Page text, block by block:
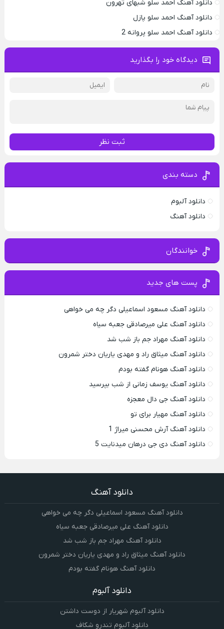
دانلود آهنگ احمد سلو شبهای تهرون
دانلود آهنگ احمد سلو پازل
دانلود آهنگ احمد سلو پروانه 2
دیدگاه خود را بگذارید
ثبت نظر
دسته بندی
دانلود آلبوم
دانلود آهنگ
خوانندگان
پست های جدید
دانلود آهنگ مسعود اسماعیلی دگر چه می خواهی
دانلود آهنگ علی میرصادقی جعبه سیاه
دانلود آهنگ مهراد جم باز شب شد
دانلود آهنگ میثاق راد و مهدی یاریان دختر شمرون
دانلود آهنگ هونام گفته بودم
دانلود آهنگ یوسف زمانی از شب بپرسید
دانلود آهنگ جی دال معجزه
دانلود آهنگ مهیار برای تو
دانلود آهنگ آرش محسنی میراژ 1
دانلود آهنگ دی جی درهان میدنایت 5
دانلود آهنگ
دانلود آهنگ مسعود اسماعیلی دگر چه می خواهی
دانلود آهنگ علی میرصادقی جعبه سیاه
دانلود آهنگ مهراد جم باز شب شد
دانلود آهنگ میثاق راد و مهدی یاریان دختر شمرون
دانلود آهنگ هونام گفته بودم
دانلود آلبوم
دانلود آلبوم شهریار از دوست داشتن
دانلود آلبوم تندرو شکاف